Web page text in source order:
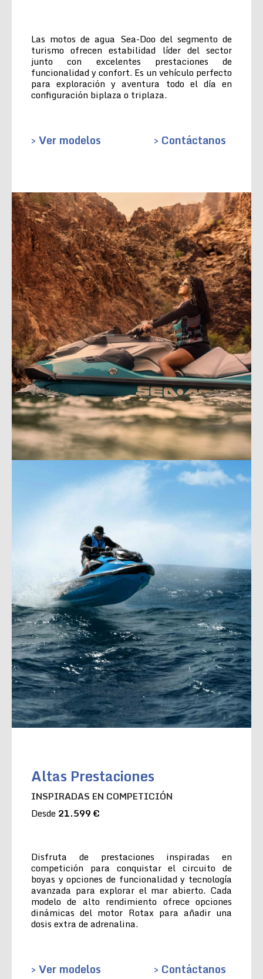
Las motos de agua Sea-Doo del segmento de
turismo ofrecen estabilidad líder del sector
junto con excelentes prestaciones de
funcionalidad y confort. Es un vehículo perfecto
para exploración y aventura todo el día en
configuración biplaza o triplaza.
> Ver modelos > Contáctanos
Altas Prestaciones
INSPIRADAS EN COMPETICIÓN
Desde 21.599 €
Disfruta de prestaciones inspiradas en
competición para conquistar el circuito de
boyas y opciones de funcionalidad y tecnología
avanzada para explorar el mar abierto. Cada
modelo de alto rendimiento ofrece opciones
dinámicas del motor Rotax para añadir una
dosis extra de adrenalina.
> Ver modelos > Contáctanos